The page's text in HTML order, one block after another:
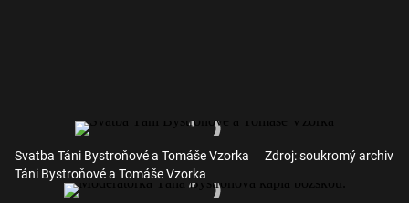
Svatba Táni Bystroňové a Tomáše Vzorka
Zdroj: soukromý archiv
Táni Bystroňové a Tomáše Vzorka